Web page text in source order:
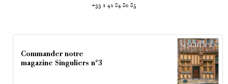
+33 1 42 84 80 85
Commander notre
magazine Singuliers n°3